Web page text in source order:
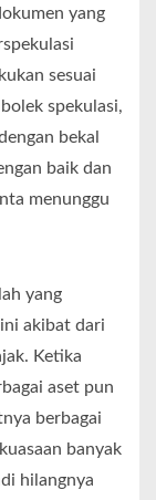
yang
sesuai
spekulasi,
bekal
baik dan
menunggu
yang
akibat dari
Ketika
aset pun
berbagai
banyak
hilangnya